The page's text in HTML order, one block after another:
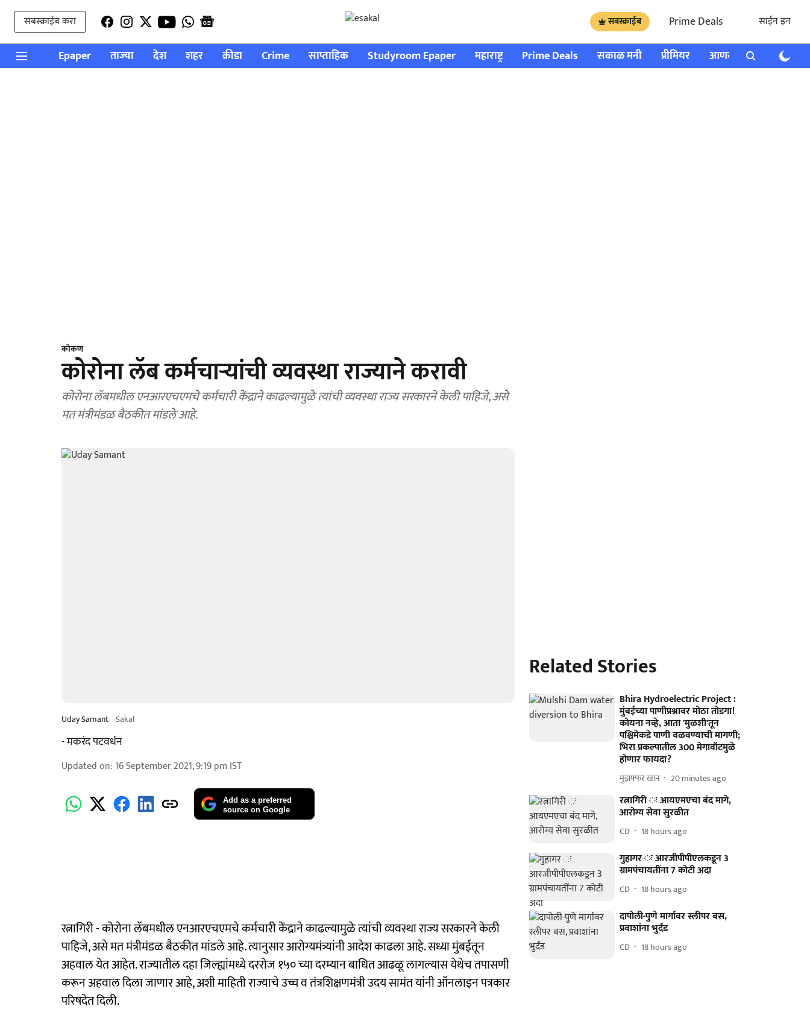
सबस्क्राईब करा सबस्क्राईब Prime Deals साईन इन
Epaper ताज्या देश शहर क्रीडा Crime साप्ताहिक Studyroom Epaper महाराष्ट्र Prime Deals सकाळ मनी प्रीमियर आणखी राशी भविष्य
कोकण
कोरोना लॅब कर्मचाऱ्यांची व्यवस्था राज्याने करावी
कोरोना लॅबमधील एनआरएचएमचे कर्मचारी केंद्राने काढल्यामुळे त्यांची व्यवस्था राज्य सरकारने केली पाहिजे, असे
मत मंत्रीमंडळ बैठकीत मांडले आहे.
Uday Samant Sakal
- मकरंद पटवर्धन
Updated on: 16 September 2021, 9:19 pm IST
Add as a preferred
source on Google
रत्नागिरी - कोरोना लॅबमधील एनआरएचएमचे कर्मचारी केंद्राने काढल्यामुळे त्यांची व्यवस्था राज्य सरकारने केली
पाहिजे, असे मत मंत्रीमंडळ बैठकीत मांडले आहे. त्यानुसार आरोग्यमंत्र्यांनी आदेश काढला आहे. सध्या मुंबईतून
अहवाल येत आहेत. राज्यातील दहा जिल्ह्यांमध्ये दररोज १५० च्या दरम्यान बाधित आढळू लागल्यास येथेच तपासणी
करून अहवाल दिला जाणार आहे, अशी माहिती राज्याचे उच्च व तंत्रशिक्षणमंत्री उदय सामंत यांनी ऑनलाइन पत्रकार
परिषदेत दिली.
Related Stories
Bhira Hydroelectric Project :
मुंबईच्या पाणीप्रश्नावर मोठा तोडगा!
कोयना नव्हे, आता 'मुळशी'तून
पश्चिमेकडे पाणी वळवण्याची मागणी;
भिरा प्रकल्पातील 300 मेगावॉटमुळे
होणार फायदा?
मुझफ्फर खान 20 minutes ago
रत्नागिरी ः आयएमएचा बंद मागे,
आरोग्य सेवा सुरळीत
CD 18 hours ago
गुहागर ः आरजीपीपीएलकडून 3
ग्रामपंचायतींना 7 कोटी अदा
CD 18 hours ago
दापोली-पुणे मार्गावर स्लीपर बस,
प्रवाशांना भुर्दंड
CD 18 hours ago